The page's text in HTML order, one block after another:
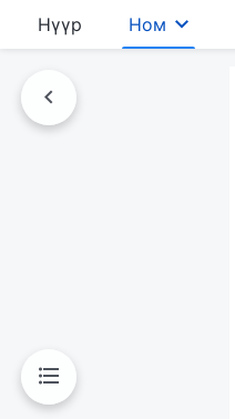
Нүүр Ном